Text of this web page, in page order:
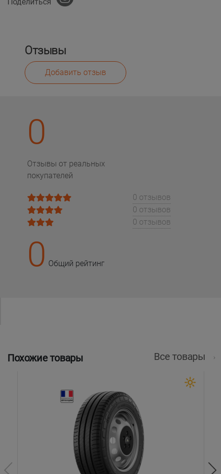
Отзывы
Добавить отзыв
0
Отзывы от реальных
покупателей
0 отзывов
0 отзывов
0 отзывов
0 Общий рейтинг
Похожие товары Все товары